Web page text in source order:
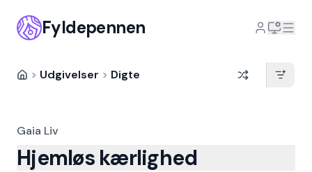
Fyldepennen
> Udgivelser > Digte
Gaia Liv
Hjemløs kærlighed